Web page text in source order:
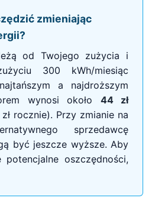
zmieniając
od Twojego zużycia i
300 kWh/miesiąc
a najdroższym
wynosi około 44 zł
rocznie). Przy zmianie na
sprzedawcę
być jeszcze wyższe. Aby
oszczędności,